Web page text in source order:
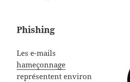
Phishing
Les e-mails
hameçonnage
représentent environ